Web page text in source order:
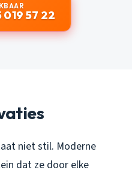
019 57 22
niet stil. Moderne
dat ze door elke